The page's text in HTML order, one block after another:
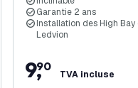
Garantie 2 ans
Installation des High Bay
Ledvion
9,
90
TVA incluse